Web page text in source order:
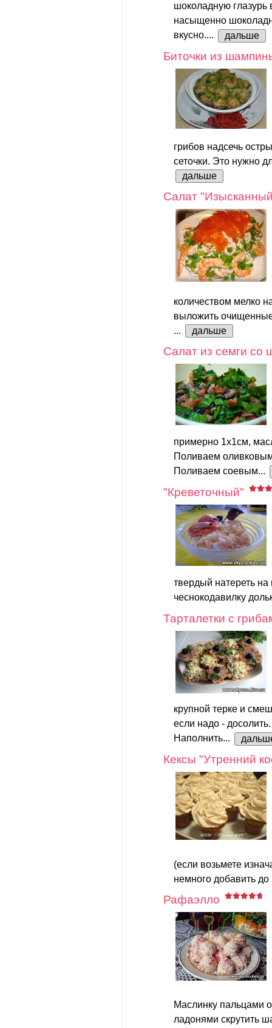
шоколадную глазурь
насыщенно
вкусно....
дальше
Биточки из
грибов надсечь
сеточки. Это нужно
дальше
Салат
количеством мелко
выложить очищенные
...
дальше
Салат из семги со
примерно 1х1см,
Поливаем
Поливаем соевым...
"Креветочный"
твердый натереть
чеснокодавилку
Тарталетки с
крупной терке и
если надо - досолить.
Наполнить...
Кексы "Утренний
(если возьмете
немного добавить
Рафаэлло
Маслинку пальцами
ладонями скрутить